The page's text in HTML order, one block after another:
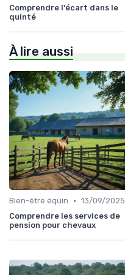
Comprendre l'écart dans le
quinté
À lire aussi
Bien-être équin • 13/09/2025
Comprendre les services de
pension pour chevaux